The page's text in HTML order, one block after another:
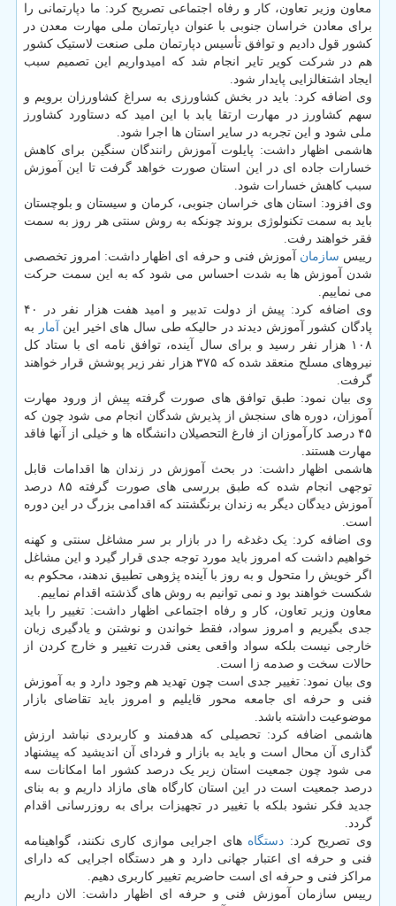
معاون وزیر تعاون، کار و رفاه اجتماعی تصریح کرد: ما دپارتمانی را
برای معادن خراسان جنوبی با عنوان دپارتمان ملی مهارت معدن در
کشور قول دادیم و توافق تأسیس دپارتمان ملی صنعت لاستیک کشور
هم در شرکت کویر تایر انجام شد که امیدواریم این تصمیم سبب
ایجاد اشتغالزایی پایدار شود.
وی اضافه کرد: باید در بخش کشاورزی به سراغ کشاورزان برویم و
سهم کشاورز در مهارت ارتقا یابد با این امید که دستاورد کشاورز
ملی شود و این تجربه در سایر استان ها اجرا شود.
هاشمی اظهار داشت: پایلوت آموزش رانندگان سنگین برای کاهش
خسارات جاده ای در این استان صورت خواهد گرفت تا این آموزش
سبب کاهش خسارات شود.
وی افزود: استان های خراسان جنوبی، کرمان و سیستان و بلوچستان
باید به سمت تکنولوژی بروند چونکه به روش سنتی هر روز به سمت
فقر خواهند رفت.
رییس سازمان آموزش فنی و حرفه ای اظهار داشت: امروز تخصصی
شدن آموزش ها به شدت احساس می شود که به این سمت حرکت
می نماییم.
وی اضافه کرد: پیش از دولت تدبیر و امید هفت هزار نفر در ۴۰
پادگان کشور آموزش دیدند در حالیکه طی سال های اخیر این آمار
به
۱۰۸ هزار نفر رسید و برای سال آینده، توافق نامه ای با ستاد کل
نیروهای مسلح منعقد شده که ۳۷۵ هزار نفر زیر پوشش قرار خواهند
گرفت.
وی بیان نمود: طبق توافق های صورت گرفته پیش از ورود مهارت
آموزان، دوره های سنجش از پذیرش شدگان انجام می شود چون که
۴۵ درصد کارآموزان از فارغ التحصیلان دانشگاه ها و خیلی از آنها فاقد
مهارت هستند.
هاشمی اظهار داشت: در بحث آموزش در زندان ها اقدامات قابل
توجهی انجام شده که طبق بررسی های صورت گرفته ۸۵ درصد
آموزش دیدگان دیگر به زندان برنگشتند که اقدامی بزرگ در این دوره
است.
وی اضافه کرد: یک دغدغه را در بازار بر سر مشاغل سنتی و کهنه
خواهیم داشت که امروز باید مورد توجه جدی قرار گیرد و این مشاغل
اگر خویش را متحول و به روز با آینده پژوهی تطبیق ندهند، محکوم به
شکست خواهند بود و نمی توانیم به روش های گذشته اقدام نماییم.
معاون وزیر تعاون، کار و رفاه اجتماعی اظهار داشت: تغییر را باید
جدی بگیریم و امروز سواد، فقط خواندن و نوشتن و یادگیری زبان
خارجی نیست بلکه سواد واقعی یعنی قدرت تغییر و خارج کردن از
حالات سخت و صدمه زا است.
وی بیان نمود: تغییر جدی است چون تهدید هم وجود دارد و به آموزش
فنی و حرفه ای جامعه محور قایلیم و امروز باید تقاضای بازار
موضوعیت داشته باشد.
هاشمی اضافه کرد: تحصیلی که هدفمند و کاربردی نباشد ارزش
گذاری آن محال است و باید به بازار و فردای آن اندیشید که پیشنهاد
می شود چون جمعیت استان زیر یک درصد کشور اما امکانات سه
درصد جمعیت است در این استان کارگاه های مازاد داریم و به بنای
جدید فکر نشود بلکه با تغییر در تجهیزات برای به روزرسانی اقدام
گردد.
وی تصریح کرد: دستگاه های اجرایی موازی کاری نکنند، گواهینامه
فنی و حرفه ای اعتبار جهانی دارد و هر دستگاه اجرایی که دارای
مراکز فنی و حرفه ای است حاضریم تغییر کاربری دهیم.
رییس سازمان آموزش فنی و حرفه ای اظهار داشت: الان داریم